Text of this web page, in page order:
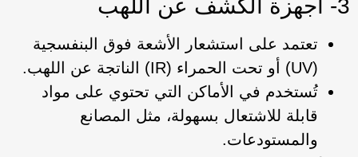
3- أجهزة الكشف عن اللهب
تعتمد على استشعار الأشعة فوق البنفسجية
(UV) أو تحت الحمراء (IR) الناتجة عن اللهب.
تُستخدم في الأماكن التي تحتوي على مواد
قابلة للاشتعال بسهولة، مثل المصانع
والمستودعات.